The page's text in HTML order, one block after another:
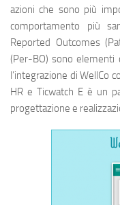
azioni che sono più
comportamento più
Reported Outcomes
(Per-BO) sono elementi
l’integrazione di WellCo
HR e Ticwatch E è un
progettazione e